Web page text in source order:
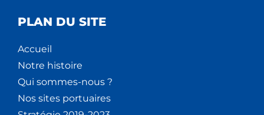
PLAN DU SITE
Accueil
Notre histoire
Qui sommes-nous ?
Nos sites portuaires